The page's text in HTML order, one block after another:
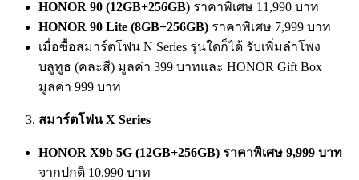
HONOR 90 (12GB+256GB) ราคาพิเศษ 11,990 บาท
HONOR 90 Lite (8GB+256GB) ราคาพิเศษ 7,999 บาท
เมื่อซื้อสมาร์ตโฟน N Series รุ่นใดก็ได้ รับเพิ่มลำโพง
บลูทูธ (คละสี) มูลค่า 399 บาทและ HONOR Gift Box
มูลค่า 999 บาท
สมาร์ตโฟนX Series
HONOR X9b 5G (12GB+256GB) ราคาพิเศษ 9,999 บาท
จากปกติ 10,990 บาท